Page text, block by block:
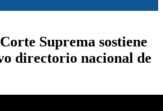
Suprema sostiene
directorio nacional de